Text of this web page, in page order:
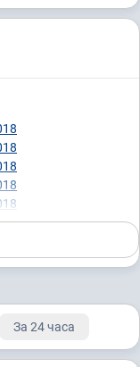
За 24 часа